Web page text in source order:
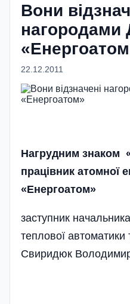
Вони
22.12.2011
Нагрудним знаком
працівник атомної
«Енергоатом»
заступник
теплової
Свиридюк